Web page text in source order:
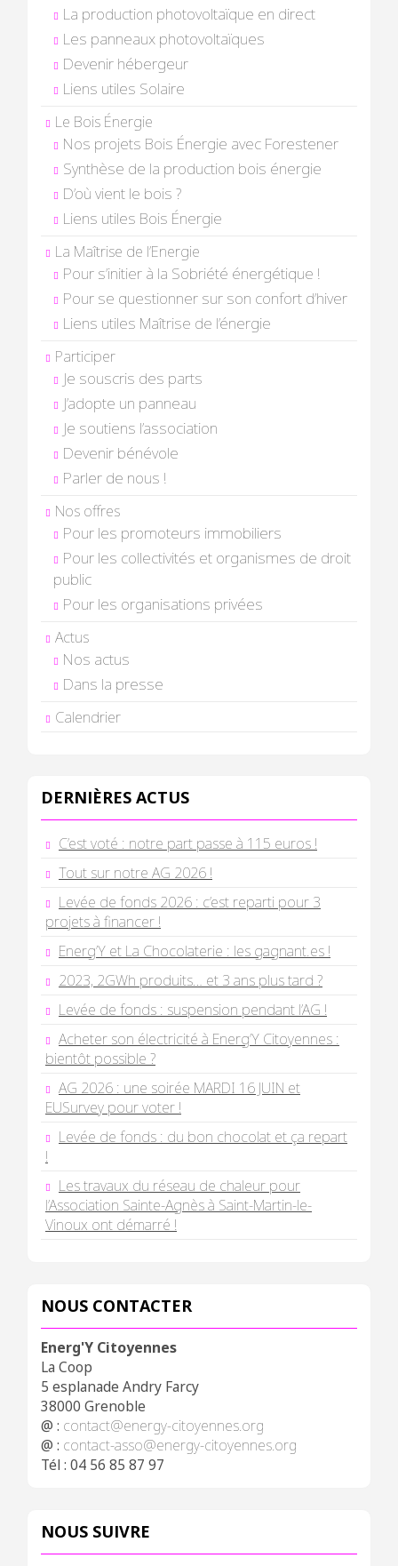
La production photovoltaïque en direct
Les panneaux photovoltaïques
Devenir hébergeur
Liens utiles Solaire
Le Bois Énergie
Nos projets Bois Énergie avec Forestener
Synthèse de la production bois énergie
D’où vient le bois ?
Liens utiles Bois Énergie
La Maîtrise de l’Energie
Pour s’initier à la Sobriété énergétique !
Pour se questionner sur son confort d’hiver
Liens utiles Maîtrise de l’énergie
Participer
Je souscris des parts
J’adopte un panneau
Je soutiens l’association
Devenir bénévole
Parler de nous !
Nos offres
Pour les promoteurs immobiliers
Pour les collectivités et organismes de droit
public
Pour les organisations privées
Actus
Nos actus
Dans la presse
Calendrier
DERNIÈRES ACTUS
C’est voté : notre part passe à 115 euros !
Tout sur notre AG 2026 !
Levée de fonds 2026 : c’est reparti pour 3
projets à financer !
Energ’Y et La Chocolaterie : les gagnant.es !
2023, 2GWh produits… et 3 ans plus tard ?
Levée de fonds : suspension pendant l’AG !
Acheter son électricité à Energ’Y Citoyennes :
bientôt possible ?
AG 2026 : une soirée MARDI 16 JUIN et
EUSurvey pour voter !
Levée de fonds : du bon chocolat et ça repart
!
Les travaux du réseau de chaleur pour
l’Association Sainte-Agnès à Saint-Martin-le-
Vinoux ont démarré !
NOUS CONTACTER
Energ'Y Citoyennes
La Coop
5 esplanade Andry Farcy
38000 Grenoble
@ : contact@energy-citoyennes.org
@ : contact-asso@energy-citoyennes.org
Tél : 04 56 85 87 97
NOUS SUIVRE